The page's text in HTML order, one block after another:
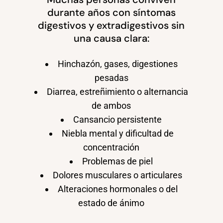
durante años con síntomas
digestivos y extradigestivos sin
una causa clara:
Hinchazón, gases, digestiones
pesadas
Diarrea, estreñimiento o alternancia
de ambos
Cansancio persistente
Niebla mental y dificultad de
concentración
Problemas de piel
Dolores musculares o articulares
Alteraciones hormonales o del
estado de ánimo